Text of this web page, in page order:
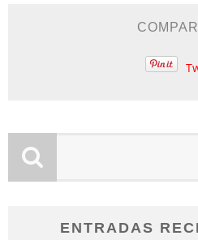
ENTRADAS